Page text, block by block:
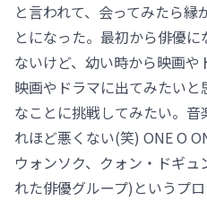
と言われて、会ってみたら
とになった。最初から俳優
ないけど、幼い時から映画
映画やドラマに出てみたい
なことに挑戦してみたい。
れほど悪くない(笑) ONE O
ウォンソク、クォン・ドギ
れた俳優グループ)というプ